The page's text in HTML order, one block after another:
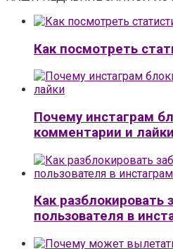
Как посмотреть
Почему инстаграм
комментарии и лайки
Как разблокировать
пользователя в